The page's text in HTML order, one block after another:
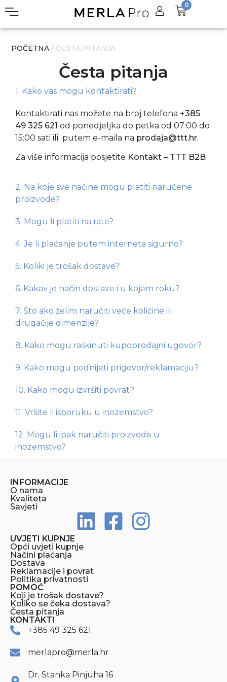
0
POČETNA / ČESTA PITANJA
Česta pitanja
1. Kako vas mogu kontaktirati?
Kontaktirati nas možete na broj telefona +385
49 325 621 od ponedjeljka do petka od 07:00 do
15:00 sati ili putem e-maila na prodaja@ttt.hr.
Za više informacija posjetite Kontakt – TTT B2B
2. Na koje sve načine mogu platiti naručene
proizvode?
3. Mogu li platiti na rate?
4. Je li plaćanje putem interneta sigurno?
5. Koliki je trošak dostave?
6. Kakav je način dostave i u kojem roku?
7. Što ako želim naručiti veće količine ili
drugačije dimenzije?
8. Kako mogu raskinuti kupoprodajni ugovor?
9. Kako mogu podnijeti prigovor/reklamaciju?
10. Kako mogu izvršiti povrat?
11. Vršite li isporuku u inozemstvo?
12. Mogu li ipak naručiti proizvode u
inozemstvo?
INFORMACIJE
O nama
Kvaliteta
Savjeti
UVJETI KUPNJE
Opći uvjeti kupnje
Načini plaćanja
Dostava
Reklamacije i povrat
Politika privatnosti
POMOĆ
Koji je trošak dostave?
Koliko se čeka dostava?
Česta pitanja
KONTAKTI
+385 49 325 621
merlapro@merla.hr
Dr. Stanka Pinjuha 16